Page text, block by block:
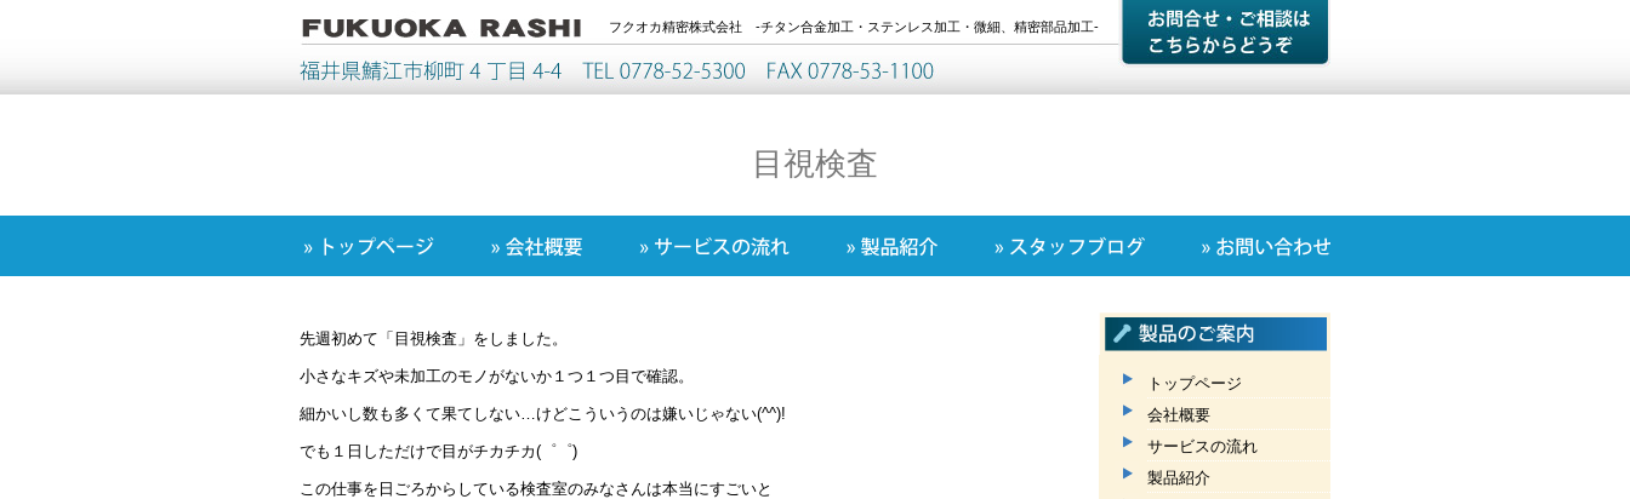
フクオカ精密株式会社 -チタン合金加工・ステンレス加工・微細、精密部品加工-
目視検査
先週初めて「目視検査」をしました。
小さなキズや未加工のモノがないか１つ１つ目で確認。
細かいし数も多くて果てしない…けどこういうのは嫌いじゃない(^^)!
でも１日しただけで目がチカチカ(゜゜)
この仕事を日ごろからしている検査室のみなさんは本当にすごいと
トップページ
会社概要
サービスの流れ
製品紹介